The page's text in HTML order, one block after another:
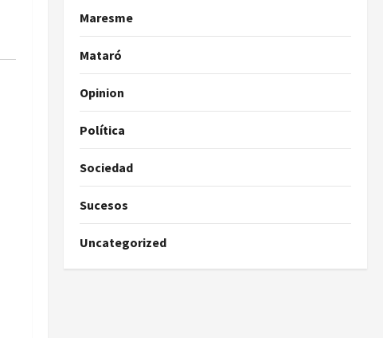
Maresme
Mataró
Opinion
Política
Sociedad
Sucesos
Uncategorized